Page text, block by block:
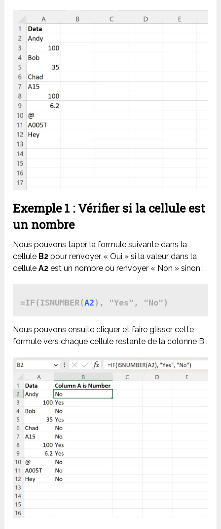
Exemple 1 : Vérifier si la cellule est
un nombre
Nous pouvons taper la formule suivante dans la
cellule B2 pour renvoyer « Oui » si la valeur dans la
celluleA2 est un nombre ou renvoyer « Non » sinon :
=IF(ISNUMBER(A2 ), "Yes", "No")
Nous pouvons ensuite cliquer et faire glisser cette
formule vers chaque cellule restante de la colonne B :